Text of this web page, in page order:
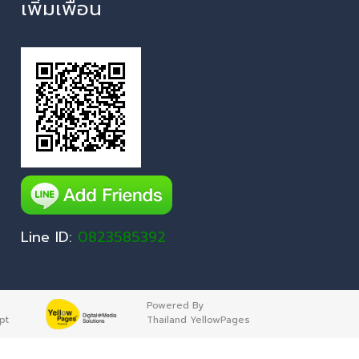
เพิ่มเพื่อน
Line ID: 0823585392
Powered By
Thailand YellowPages